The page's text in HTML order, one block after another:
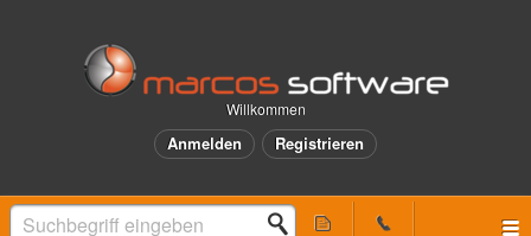
Willkommen
Anmelden Registrieren